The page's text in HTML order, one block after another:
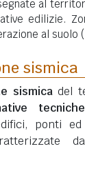
al
edilizie.
al suolo
sismica
sismicadel
tecniche
ponti